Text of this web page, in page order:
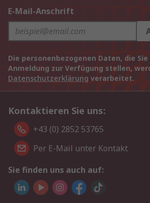
E-Mail-Anschrift
Die personenbezogenen Daten, die Sie
Anmeldung zur Verfügung stellen,
Datenschutzerklärung verarbeitet.
Kontaktieren Sie uns:
+43 (0) 2852 53765
Per E-Mail unter Kontakt
Sie finden uns auch auf: